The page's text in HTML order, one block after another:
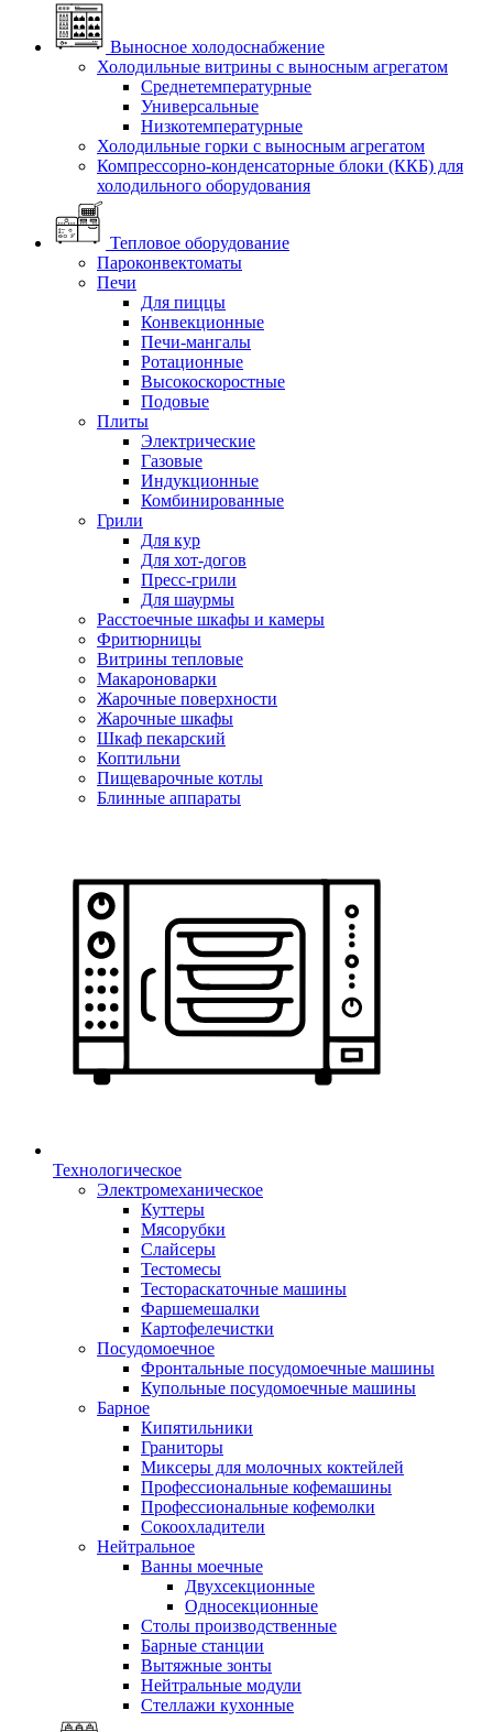
Выносное холодоснабжение
Холодильные витрины с выносным агрегатом
Среднетемпературные
Универсальные
Низкотемпературные
Холодильные горки с выносным агрегатом
Компрессорно-конденсаторные блоки (ККБ) для
холодильного оборудования
Тепловое оборудование
Пароконвектоматы
Печи
Для пиццы
Конвекционные
Печи-мангалы
Ротационные
Высокоскоростные
Подовые
Плиты
Электрические
Газовые
Индукционные
Комбинированные
Грили
Для кур
Для хот-догов
Пресс-грили
Для шаурмы
Расстоечные шкафы и камеры
Фритюрницы
Витрины тепловые
Макароноварки
Жарочные поверхности
Жарочные шкафы
Шкаф пекарский
Коптильни
Пищеварочные котлы
Блинные аппараты
Технологическое
Электромеханическое
Куттеры
Мясорубки
Слайсеры
Тестомесы
Тестораскаточные машины
Фаршемешалки
Картофелечистки
Посудомоечное
Фронтальные посудомоечные машины
Купольные посудомоечные машины
Барное
Кипятильники
Граниторы
Миксеры для молочных коктейлей
Профессиональные кофемашины
Профессиональные кофемолки
Сокоохладители
Нейтральное
Ванны моечные
Двухсекционные
Односекционные
Столы производственные
Барные станции
Вытяжные зонты
Нейтральные модули
Стеллажи кухонные